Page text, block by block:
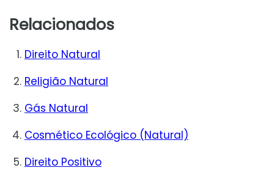
Relacionados
Direito Natural
Religião Natural
Gás Natural
Cosmético Ecológico (Natural)
Direito Positivo